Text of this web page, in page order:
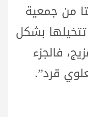
من جمعية
تتخيلها بشكل
فالجزء
قرد”.